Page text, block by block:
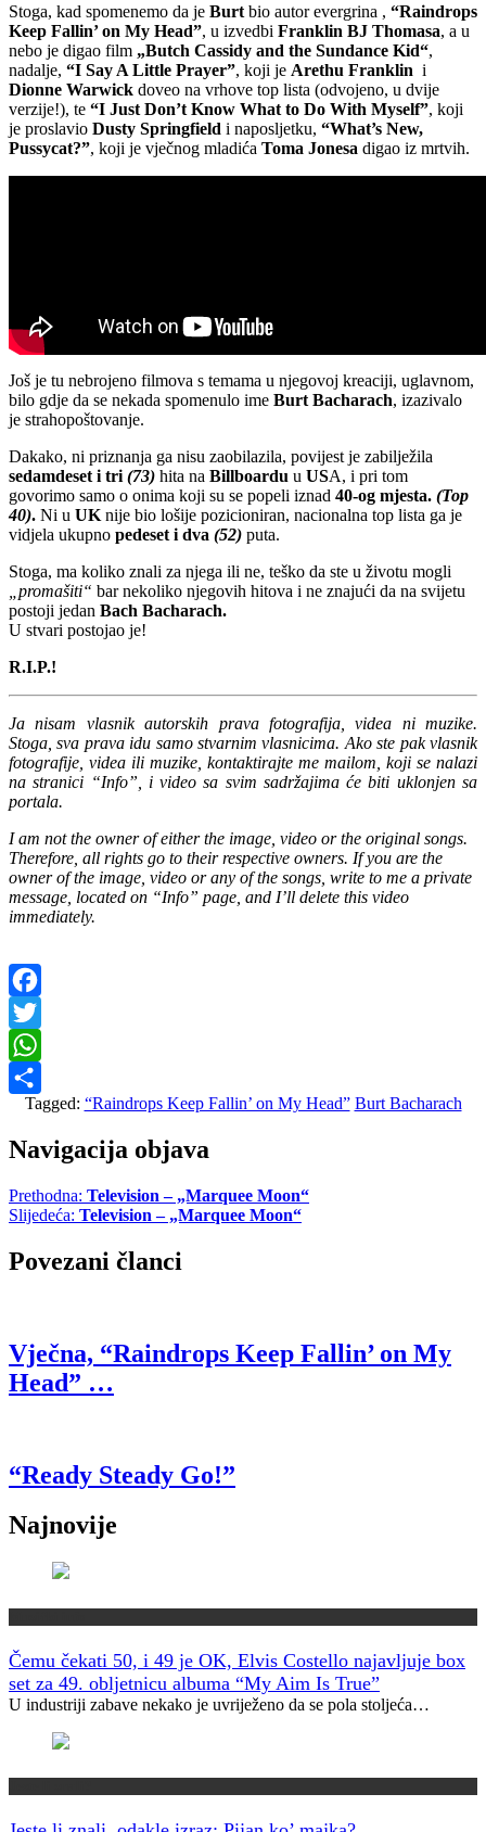
Stoga, kad spomenemo da je Burt bio autor evergrina , “Raindrops
Keep Fallin’ on My Head”, u izvedbi Franklin BJ Thomasa, a u
nebo je digao film „Butch Cassidy and the Sundance Kid“,
nadalje, “I Say A Little Prayer”, koji je Arethu Franklin i
Dionne Warwick doveo na vrhove top lista (odvojeno, u dvije
verzije!), te “I Just Don’t Know What to Do With Myself”, koji
je proslavio Dusty Springfield i naposljetku, “What’s New,
Pussycat?”, koji je vječnog mladića Toma Jonesa digao iz mrtvih.
Još je tu nebrojeno filmova s temama u njegovoj kreaciji, uglavnom,
bilo gdje da se nekada spomenulo ime Burt Bacharach, izazivalo
je strahopoštovanje.
Dakako, ni priznanja ga nisu zaobilazila, povijest je zabilježila
sedamdeset i tri (73) hita na Billboardu u USA, i pri tom
govorimo samo o onima koji su se popeli iznad 40-og mjesta. (Top
40). Ni u UK nije bio lošije pozicioniran, nacionalna top lista ga je
vidjela ukupno pedeset i dva (52) puta.
Stoga, ma koliko znali za njega ili ne, teško da ste u životu mogli
„promašiti“ bar nekoliko njegovih hitova i ne znajući da na svijetu
postoji jedan Bach Bacharach.
U stvari postojao je!
R.I.P.!
Ja nisam vlasnik autorskih prava fotografija, videa ni muzike.
Stoga, sva prava idu samo stvarnim vlasnicima. Ako ste pak vlasnik
fotografije, videa ili muzike, kontaktirajte me mailom, koji se nalazi
na stranici “Info”, i video sa svim sadržajima će biti uklonjen sa
portala.
I am not the owner of either the image, video or the original songs.
Therefore, all rights go to their respective owners. If you are the
owner of the image, video or any of the songs, write to me a private
message, located on “Info” page, and I’ll delete this video
immediately.
Facebook
Twitter
WhatsApp
Share
Tagged: “Raindrops Keep Fallin’ on My Head” Burt Bacharach
Navigacija objava
Prethodna: Television – „Marquee Moon“
Slijedeća: Television – „Marquee Moon“
Povezani članci
Vječna, “Raindrops Keep Fallin’ on My
Head” …
“Ready Steady Go!”
Najnovije
Čemu čekati 50, i 49 je OK, Elvis Costello najavljuje box
set za 49. obljetnicu albuma “My Aim Is True”
U industriji zabave nekako je uvriježeno da se pola stoljeća…